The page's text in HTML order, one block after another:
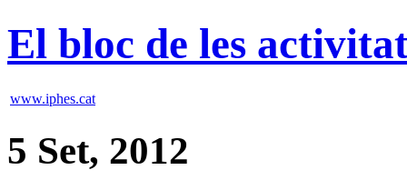
El bloc de les
www.iphes.cat
5 Set, 2012